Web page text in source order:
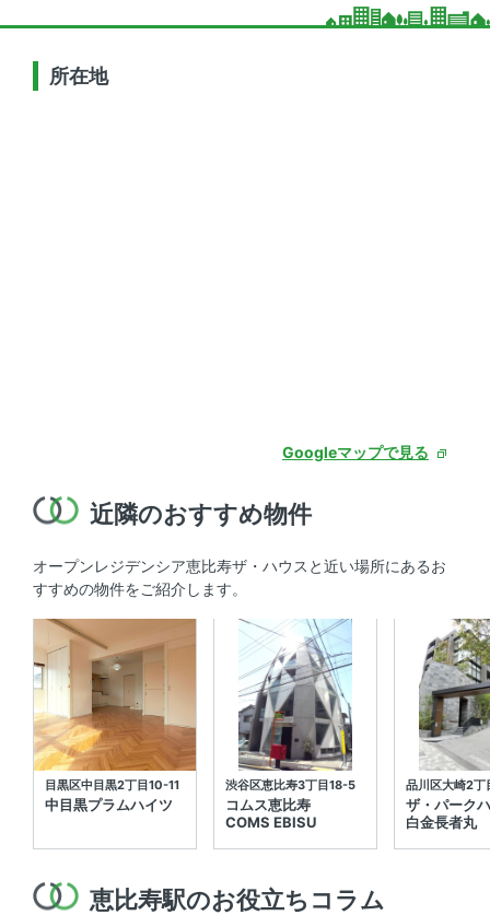
所在地
Googleマップで見る
近隣のおすすめ物件
オープンレジデンシア恵比寿ザ・ハウスと近い場所にあるお
すすめの物件をご紹介します。
目黒区中目黒2丁目10-11
中目黒プラムハイツ
渋谷区恵比寿3丁目18-5
コムス恵比寿
COMS EBISU
品川区大崎2丁
ザ・パーク
白金長者丸
恵比寿駅のお役立ちコラム